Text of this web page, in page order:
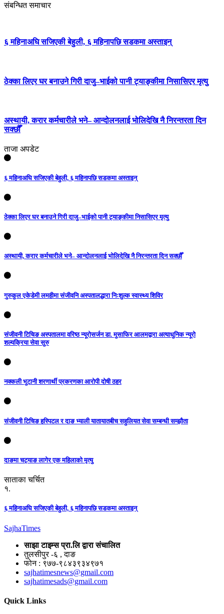
संबन्धित समाचार
६ महिनाअघि सजिएकी बेहुली, ६ महिनापछि सडकमा अस्ताइन्
ठेक्का लिएर घर बनाउने गिरी दाजु–भाईको पानी ट्याङ्कीमा निसासिएर मृत्यु
अस्थायी, करार कर्मचारीले भने– आन्दोलनलाई भोलिदेखि नै निरन्तरता दिन
सक्छौँ
ताजा अपडेट
६ महिनाअघि सजिएकी बेहुली, ६ महिनापछि सडकमा अस्ताइन्
ठेक्का लिएर घर बनाउने गिरी दाजु–भाईको पानी ट्याङ्कीमा निसासिएर मृत्यु
अस्थायी, करार कर्मचारीले भने– आन्दोलनलाई भोलिदेखि नै निरन्तरता दिन सक्छौँ
गुरुकुल एकेडेमी लमहीमा संजीवनि अस्पतालद्धारा निःशुल्क स्वास्थ्य शिविर
संजीवनी टिचिङ अस्पतालमा वरिष्ठ न्यूरोसर्जन डा. मुसाफिर आलमद्वारा अत्याधुनिक न्यूरो
शल्यक्रिया सेवा सुरु
नक्कली भुटानी शरणार्थी प्रकरणका आरोपी दोषी ठहर
संजीवनी टिचिङ हस्पिटल र दाङ भ्याली यातायातबीच सहुलियत सेवा सम्बन्धी सम्झौता
दाङमा चट्याङ लागेर एक महिलाको मृत्यु
साताका चर्चित
१.
६ महिनाअघि सजिएकी बेहुली, ६ महिनापछि सडकमा अस्ताइन्
SajhaTimes
साझा टाइम्स प्रा.लि द्वारा संचालित
तुलसीपुर -६ , दाङ
फोन : ९७७-९८४३९३४९७१
sajhatimesnews@gmail.com
sajhatimesads@gmail.com
Quick Links